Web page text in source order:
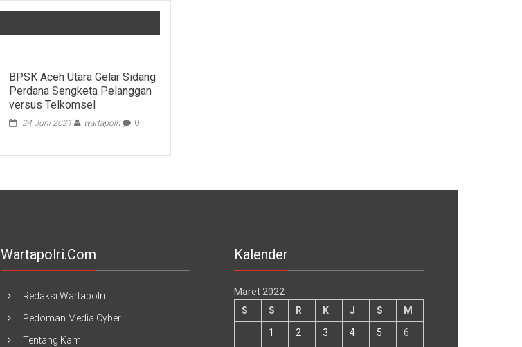
BPSK Aceh Utara Gelar Sidang
Perdana Sengketa Pelanggan
versus Telkomsel
24 Juni 2021 wartapolri 0
Wartapolri.com
Redaksi Wartapolri
Pedoman Media Cyber
Tentang Kami
Kalender
Maret 2022
S
S R K J S
M
1
2 3 4 5 6